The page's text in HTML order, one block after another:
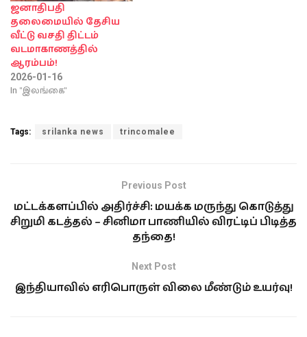
ஜனாதிபதி
தலைமையில் தேசிய
வீட்டு வசதி திட்டம்
வடமாகாணத்தில்
ஆரம்பம்!
2026-01-16
In "இலங்கை"
Tags: srilanka news trincomalee
Previous Post
மட்டக்களப்பில் அதிர்ச்சி: மயக்க மருந்து கொடுத்து
சிறுமி கடத்தல் – சினிமா பாணியில் விரட்டிப் பிடித்த
தந்தை!
Next Post
இந்தியாவில் எரிபொருள் விலை மீண்டும் உயர்வு!